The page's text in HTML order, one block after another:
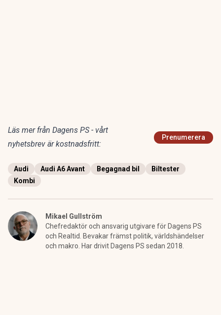
Läs mer från Dagens PS - vårt
nyhetsbrev är kostnadsfritt:
Prenumerera
Audi Audi A6 Avant Begagnad bil
Biltester
Kombi
Mikael Gullström
Chefredaktör och ansvarig utgivare för Dagens PS
och Realtid. Bevakar främst politik, världshändelser
och makro. Har drivit Dagens PS sedan 2018.